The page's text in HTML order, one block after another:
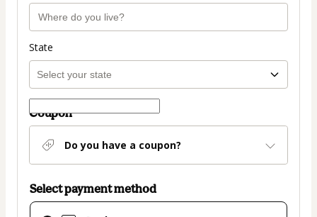
State
Coupon
Do you have a coupon?
Select payment method
Card